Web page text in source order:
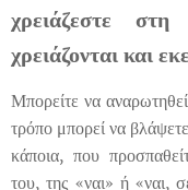
χρειάζεστε
χρειάζονται και
Μπορείτε να
τρόπο μπορεί να
κάποια, που
του, της «ναι» ή «ναι,